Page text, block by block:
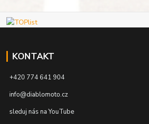
KONTAKT
+420 774 641 904
info@diablomoto.cz
sleduj nás na YouTube